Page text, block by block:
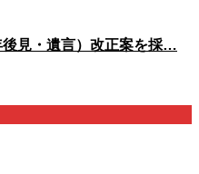
見・遺言）改正案を採…